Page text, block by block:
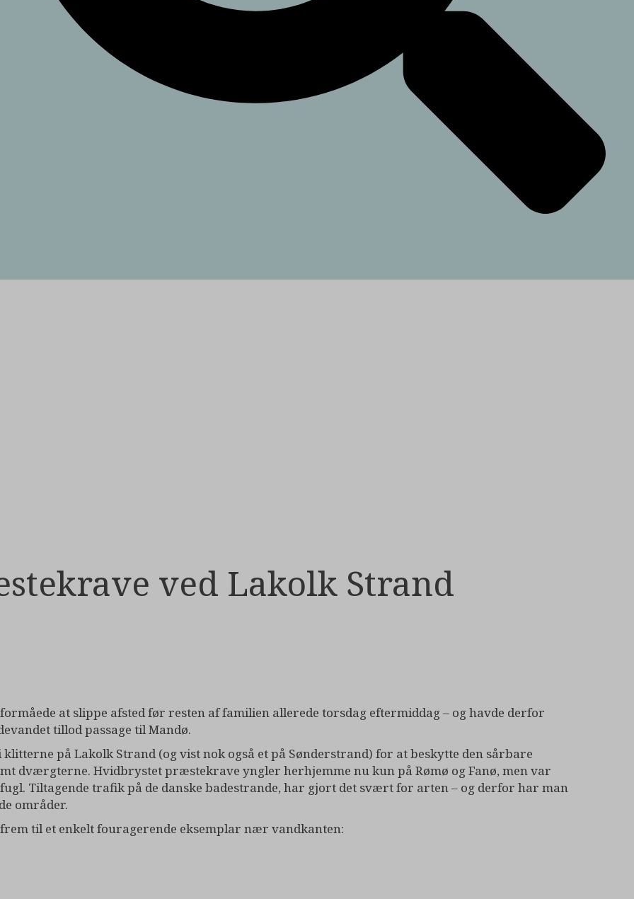
ved Lakolk Strand
at slippe afsted før resten af familien allerede torsdag eftermiddag – og havde derfor
tillod passage til Mandø.
på Lakolk Strand (og vist nok også et på Sønderstrand) for at beskytte den sårbare
dværgterne. Hvidbrystet præstekrave yngler herhjemme nu kun på Rømø og Fanø, men var
Tiltagende trafik på de danske badestrande, har gjort det svært for arten – og derfor har man
områder.
til et enkelt fouragerende eksemplar nær vandkanten: